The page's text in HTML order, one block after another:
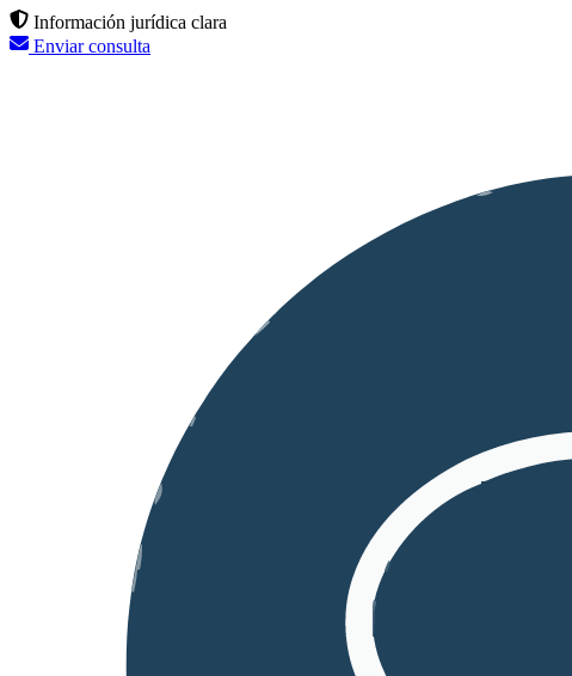
Información jurídica clara
Enviar consulta